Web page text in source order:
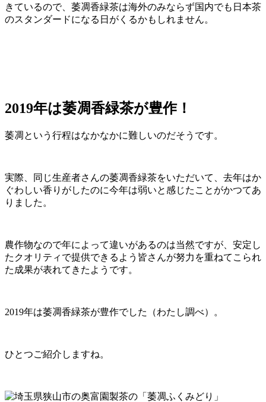
きているので、萎凋香緑茶は海外のみならず国内でも日本茶
のスタンダードになる日がくるかもしれません。
2019年は萎凋香緑茶が豊作！
萎凋という行程はなかなかに難しいのだそうです。
実際、同じ生産者さんの萎凋香緑茶をいただいて、去年はか
ぐわしい香りがしたのに今年は弱いと感じたことがかつてあ
りました。
農作物なので年によって違いがあるのは当然ですが、安定し
たクオリティで提供できるよう皆さんが努力を重ねてこられ
た成果が表れてきたようです。
2019年は萎凋香緑茶が豊作でした（わたし調べ）。
ひとつご紹介しますね。